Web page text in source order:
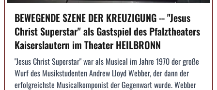
BEWEGENDE SZENE DER KREUZIGUNG -- "Jesus
Christ Superstar" als Gastspiel des Pfalztheaters
Kaiserslautern im Theater HEILBRONN
"Jesus Christ Superstar" war als Musical im Jahre 1970 der große
Wurf des Musikstudenten Andrew Lloyd Webber, der dann der
erfolgreichste Musicalkomponist der Gegenwart wurde. Webber